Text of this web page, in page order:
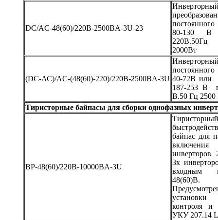
DC/AC-48(60)/220B-2500BA-3U-23
80-130
2000Вт
(DC-АС)/AC-(48(60)-220)/220B-2500BA-3U 40-72В или
187-253 В
В.50 Гц
Тиристорные байпасы для сборки однофазных
BP-48(60)/220B-10000BA-3U
Тиристорный
байпас для
3х
входным
48(60)В.
установки
контроля и
УКУ 207.14